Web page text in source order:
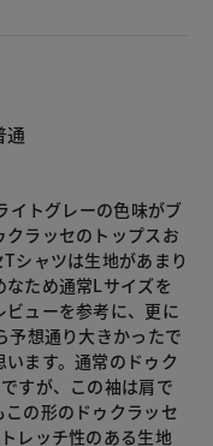
通
イトグレーの色味がブ
ラッセのトップスお
シャツは生地があまり
ため通常Lサイズを
ューを参考に、更に
予想通り大きかったで
ます。通常のドゥク
すが、この袖は肩で
の形のドゥクラッセ
レッチ性のある生地